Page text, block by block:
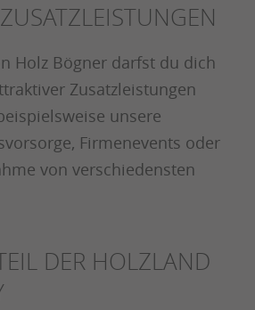
Holz Bögner darfst du dich
Zusatzleistungen
unsere
Firmenevents oder
von verschiedensten
DER HOLZLAND